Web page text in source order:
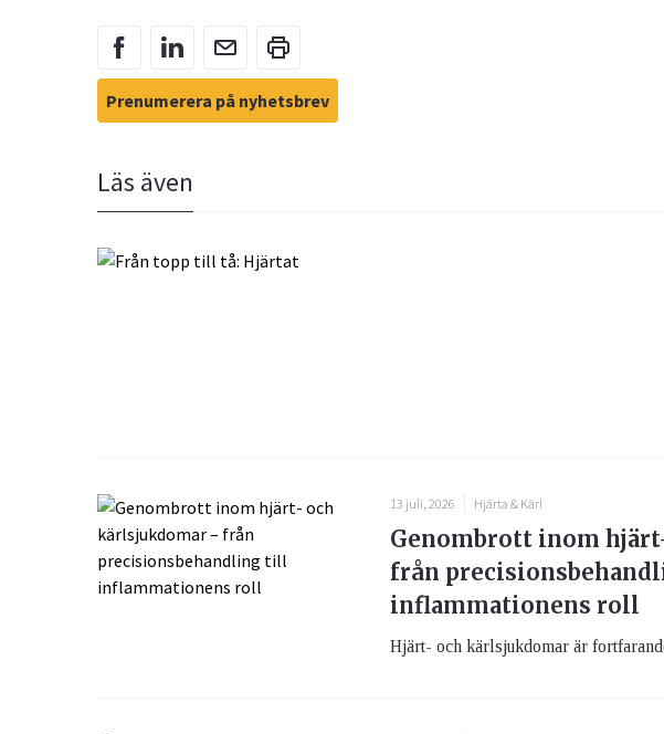
Prenumerera på nyhetsbrev
Läs även
13 juli, 2026 Hjärta & Kärl
Genombrott inom
från
inflammationens roll
Hjärt- och kärlsjukdomar är